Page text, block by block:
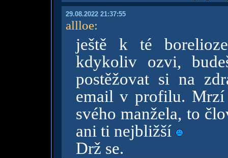
29.08.2022 21:37:55
allloe:
ještě k té
kdykoliv ozvi,
postěžovat si na
email v profilu. Mrzí
svého manžela, to
ani ti nejbližší
Drž se.